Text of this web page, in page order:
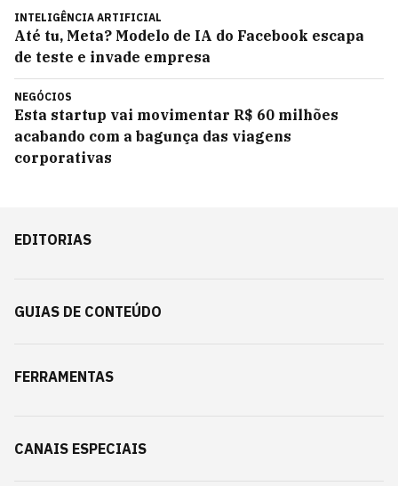
INTELIGÊNCIA ARTIFICIAL
Até tu, Meta? Modelo de IA do Facebook escapa
de teste e invade empresa
NEGÓCIOS
Esta startup vai movimentar R$ 60 milhões
acabando com a bagunça das viagens
corporativas
EDITORIAS
GUIAS DE CONTEÚDO
FERRAMENTAS
CANAIS ESPECIAIS